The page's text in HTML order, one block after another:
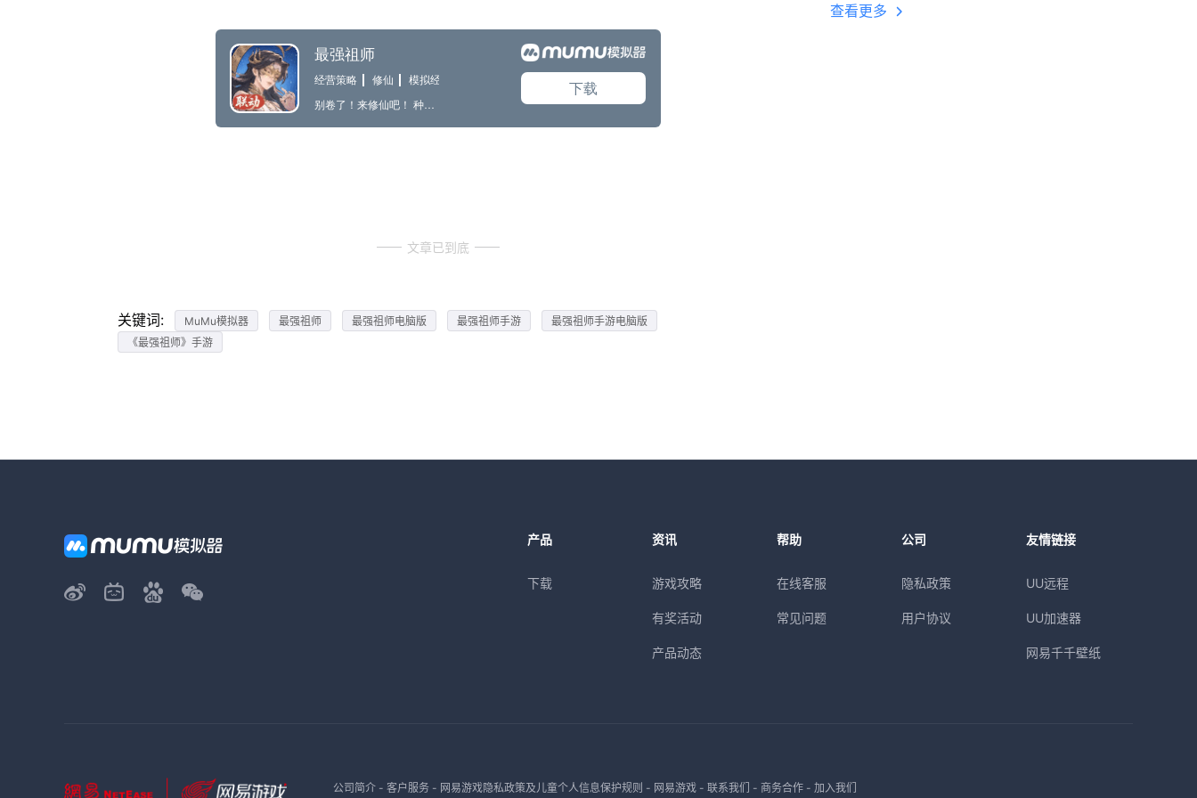
文章已到底
关键词: MuMu模拟器 最强祖师 最强祖师电脑版 最强祖师手游
最强祖师手游电脑版
《最强祖师》手游
查看更多
产品
下载
资讯
游戏攻略
有奖活动
产品动态
帮助
在线客服
常见问题
公司
隐私政策
用户协议
友情链接
UU远程
UU加速器
网易千千壁纸
公司简介- 客户服务- 网易游戏隐私政策及儿童个人信息保护规则 - 网易游戏- 联系我们 - 商务合作- 加入我们